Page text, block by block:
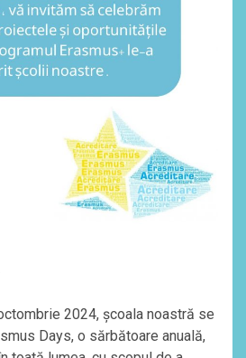
2024, școala noastră se
Days, o sărbătoare anuală,